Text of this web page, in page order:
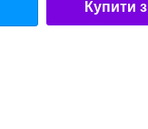
Купити з